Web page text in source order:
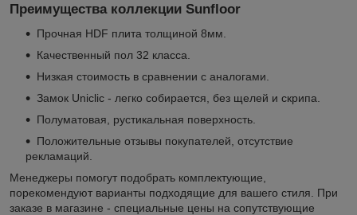
Преимущества коллекции Sunfloor
Прочная HDF плита толщиной 8мм.
Качественный пол 32 класса.
Низкая стоимость в сравнении с аналогами.
Замок Uniclic - легко собирается, без щелей и скрипа.
Полуматовая, рустикальная поверхность.
Положительные отзывы покупателей, отсутствие
рекламаций.
Менеджеры помогут подобрать комплектующие,
порекомендуют варианты подходящие для вашего стиля. При
заказе в магазине - специальные цены на сопутствующие